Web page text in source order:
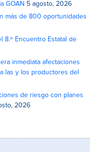
GOAN 5 agosto, 2026
más de 800 oportunidades
8.º Encuentro Estatal de
inmediata afectaciones
las y los productores del
de riesgo con planes
2026